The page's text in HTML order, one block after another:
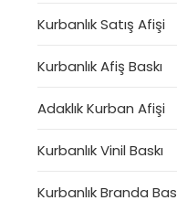
Kurbanlık Satış Afişi
Kurbanlık Afiş Baskı
Adaklık Kurban Afişi
Kurbanlık Vinil Baskı
Kurbanlık Branda